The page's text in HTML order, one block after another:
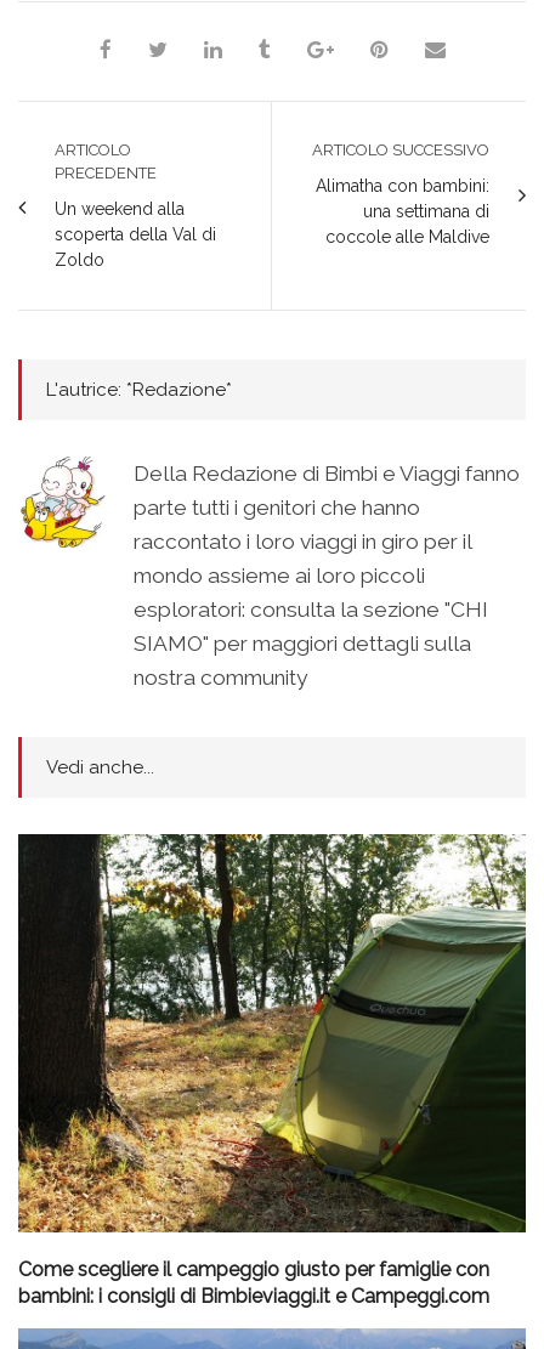
ARTICOLO
PRECEDENTE
Un weekend alla
scoperta della Val di
Zoldo
ARTICOLO SUCCESSIVO
Alimatha con bambini:
una settimana di
coccole alle Maldive
L'autrice: *Redazione*
Della Redazione di Bimbi e Viaggi fanno
parte tutti i genitori che hanno
raccontato i loro viaggi in giro per il
mondo assieme ai loro piccoli
esploratori: consulta la sezione "CHI
SIAMO" per maggiori dettagli sulla
nostra community
Vedi anche...
Come scegliere il campeggio giusto per famiglie con
bambini: i consigli di Bimbieviaggi.it e Campeggi.com